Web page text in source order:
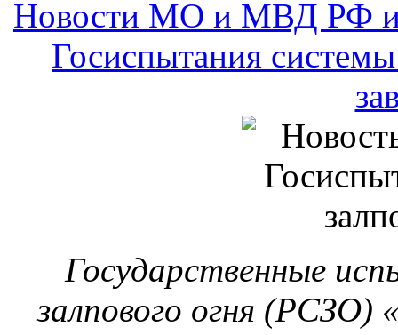
Государственные
залпового огня (РСЗО)
соответствующий
середине октября,
«Мотовилихинские
Новости МО и МВД РФ
Группа